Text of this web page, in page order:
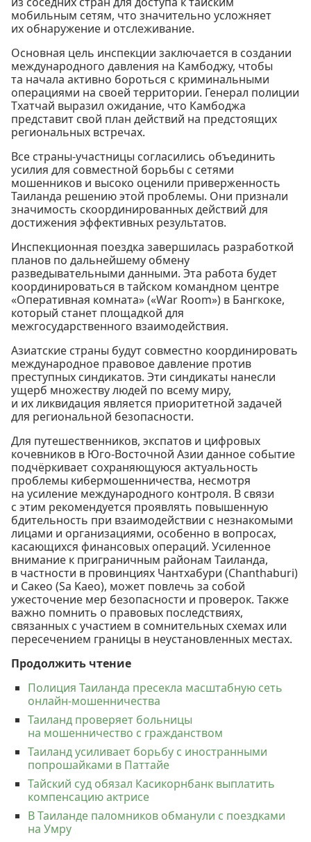
мобильным сетям, что значительно усложняет
их обнаружение и отслеживание.
Основная цель инспекции заключается в создании
международного давления на Камбоджу, чтобы
та начала активно бороться с криминальными
операциями на своей территории. Генерал полиции
Тхатчай выразил ожидание, что Камбоджа
представит свой план действий на предстоящих
региональных встречах.
Все страны-участницы согласились объединить
усилия для совместной борьбы с сетями
мошенников и высоко оценили приверженность
Таиланда решению этой проблемы. Они признали
значимость скоординированных действий для
достижения эффективных результатов.
Инспекционная поездка завершилась разработкой
планов по дальнейшему обмену
разведывательными данными. Эта работа будет
координироваться в тайском командном центре
«Оперативная комната» («War Room») в Бангкоке,
который станет площадкой для
межгосударственного взаимодействия.
Азиатские страны будут совместно координировать
международное правовое давление против
преступных синдикатов. Эти синдикаты нанесли
ущерб множеству людей по всему миру,
и их ликвидация является приоритетной задачей
для региональной безопасности.
Для путешественников, экспатов и цифровых
кочевников в Юго-Восточной Азии данное событие
подчёркивает сохраняющуюся актуальность
проблемы кибермошенничества, несмотря
на усиление международного контроля. В связи
с этим рекомендуется проявлять повышенную
бдительность при взаимодействии с незнакомыми
лицами и организациями, особенно в вопросах,
касающихся финансовых операций. Усиленное
внимание к приграничным районам Таиланда,
в частности в провинциях Чантхабури (Chanthaburi)
и Сакео (Sa Kaeo), может повлечь за собой
ужесточение мер безопасности и проверок. Также
важно помнить о правовых последствиях,
связанных с участием в сомнительных схемах или
пересечением границы в неустановленных местах.
Продолжить чтение
Полиция Таиланда пресекла масштабную сеть
онлайн-мошенничества
Таиланд проверяет больницы
на мошенничество с гражданством
Таиланд усиливает борьбу с иностранными
попрошайками в Паттайе
Тайский суд обязал Касикорнбанк выплатить
компенсацию актрисе
В Таиланде паломников обманули с поездками
на Умру